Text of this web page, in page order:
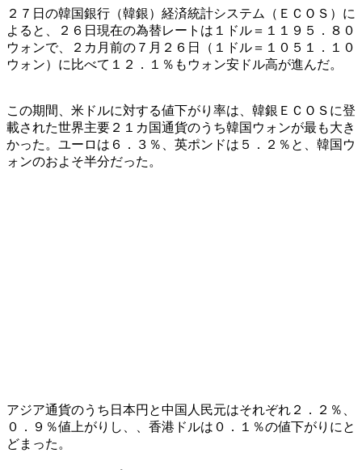
２７日の韓国銀行（韓銀）経済統計システム（ＥＣＯＳ）に
よると、２６日現在の為替レートは１ドル＝１１９５．８０
ウォンで、２カ月前の７月２６日（１ドル＝１０５１．１０
ウォン）に比べて１２．１％もウォン安ドル高が進んだ。
この期間、米ドルに対する値下がり率は、韓銀ＥＣＯＳに登
載された世界主要２１カ国通貨のうち韓国ウォンが最も大き
かった。ユーロは６．３％、英ポンドは５．２％と、韓国ウ
ォンのおよそ半分だった。
アジア通貨のうち日本円と中国人民元はそれぞれ２．２％、
０．９％値上がりし、、香港ドルは０．１％の値下がりにと
どまった。